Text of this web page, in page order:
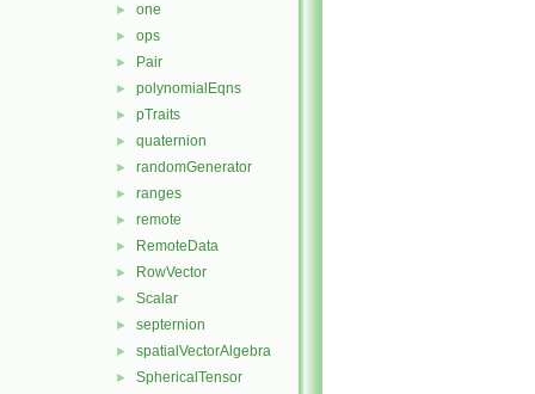
► one
► ops
► Pair
► polynomialEqns
► pTraits
► quaternion
► randomGenerator
► ranges
► remote
► RemoteData
► RowVector
► Scalar
► septernion
► spatialVectorAlgebra
► SphericalTensor